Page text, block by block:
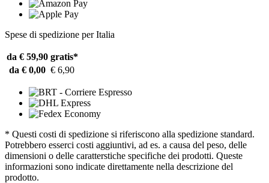
Spese di spedizione per Italia
da € 59,90 gratis*
da € 0,00 € 6,90
* Questi costi di spedizione si riferiscono alla spedizione standard.
Potrebbero esserci costi aggiuntivi, ad es. a causa del peso, delle
dimensioni o delle caratterstiche specifiche dei prodotti. Queste
informazioni sono indicate direttamente nella descrizione del
prodotto.